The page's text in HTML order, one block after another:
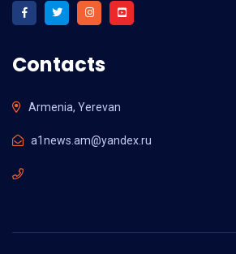
Contacts
Armenia, Yerevan
a1news.am@yandex.ru